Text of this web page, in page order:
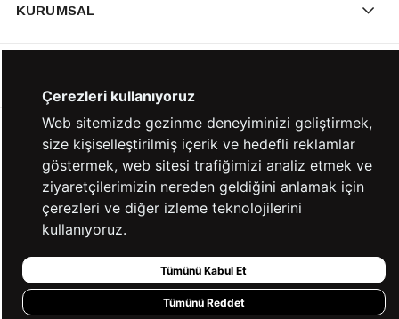
KURUMSAL
YARDIM
BİZE ULAŞIN
HIZLI ERİŞİM
Çerezleri kullanıyoruz
Web sitemizde gezinme deneyiminizi geliştirmek,
size kişiselleştirilmiş içerik ve hedefli reklamlar
göstermek, web sitesi trafiğimizi analiz etmek ve
ziyaretçilerimizin nereden geldiğini anlamak için
çerezleri ve diğer izleme teknolojilerini
kullanıyoruz.
Tümünü Kabul Et
Tümünü Reddet